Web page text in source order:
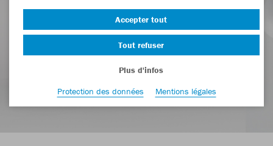
Accepter tout
Tout refuser
Plus d'infos
Protection des données
Mentions légales